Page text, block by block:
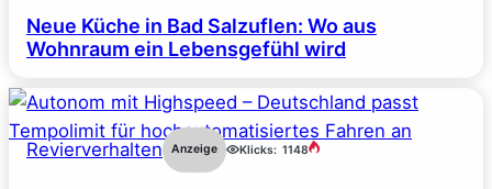
Neue Küche in Bad Salzuflen: Wo aus
Wohnraum ein Lebensgefühl wird
Revierverhalten Anzeige Klicks: 1148